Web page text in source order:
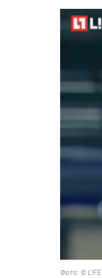
Фото: © L!FE